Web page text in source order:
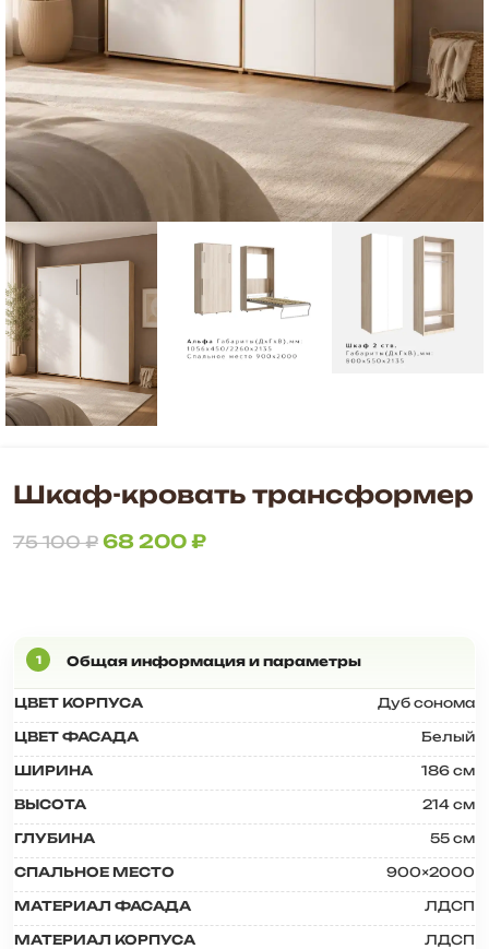
Шкаф-кровать трансформер
75 100₽ 68 200₽
ЦВЕТ КОРПУСА Дуб сонома
ЦВЕТ ФАСАДА Белый
ШИРИНА 186 см
ВЫСОТА 214 см
ГЛУБИНА 55 см
СПАЛЬНОЕ МЕСТО 900×2000
МАТЕРИАЛ ФАСАДА ЛДСП
МАТЕРИАЛ КОРПУСА ЛДСП